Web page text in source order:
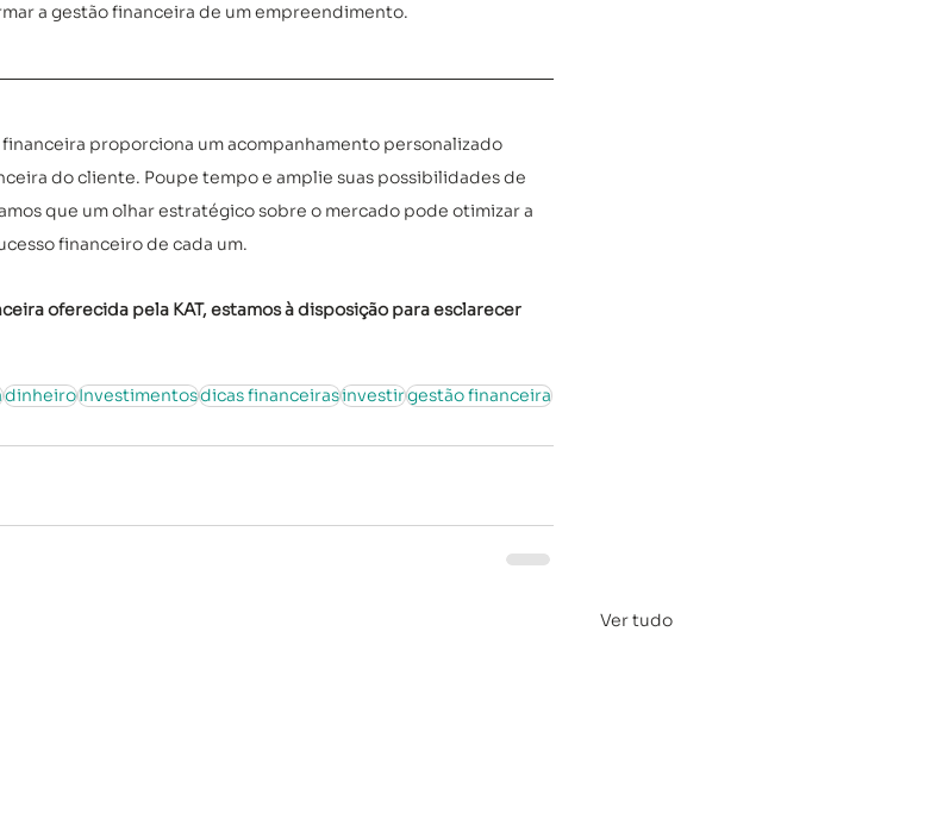
a gestão financeira de um empreendimento.
financeira proporciona um acompanhamento personalizado
do cliente. Poupe tempo e amplie suas possibilidades de
que um olhar estratégico sobre o mercado pode otimizar a
financeiro de cada um.
oferecida pela KAT, estamos à disposição para esclarecer
dinheiroInvestimentosdicas financeirasinvestirgestão financeira
Ver tudo